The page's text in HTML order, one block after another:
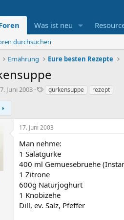
Was ist neu
durchsuchen
Ernährung Eure besten Rezepte
Juni 2003
S
h
w
o
r
t
e
gurkensuppe rezept
17. Juni 2003
Man nehme:
1 Salatgurke
400 ml Gemuesebruehe
1 Zitrone
600g Naturjoghurt
1 Knobizehe
Dill, ev. Salz, Pfeffer